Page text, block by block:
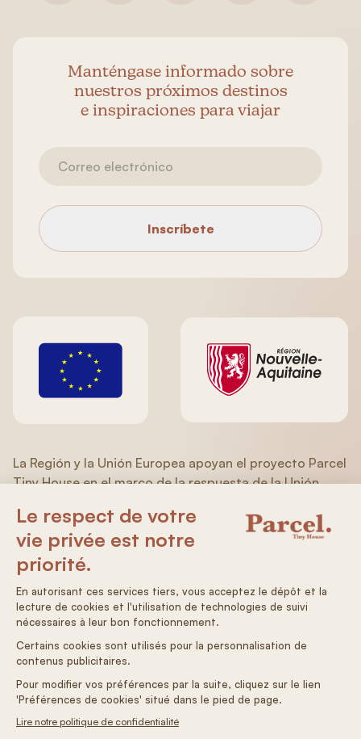
Manténgase informado sobre
nuestros próximos destinos
e inspiraciones para viajar
Inscríbete
La Región y la Unión Europea apoyan el proyecto Parcel
Tiny House en el marco de la respuesta de la Unión
Programa Operativo FEDER/FSE
(Aquitania/Limousin/Poitou-Charentes) 2014-2020.
Condiciones generales de venta
Condiciones generales de venta
Política de privacidad